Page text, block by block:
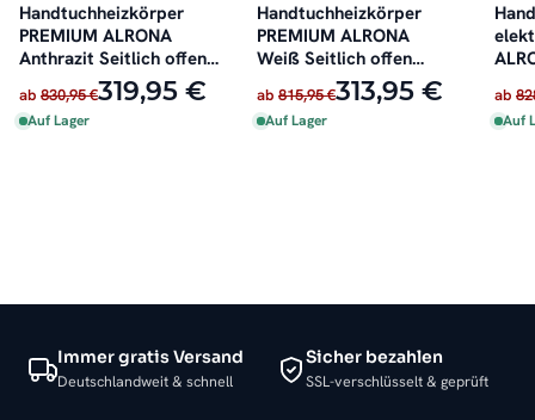
Handtuchheizkörper
PREMIUM ALRONA
Anthrazit Seitlich offen
rechts oder links
ab 830,95 €319,95 €
Auf Lager
Handtuchheizkörper
PREMIUM ALRONA
Weiß Seitlich offen
rechts oder links
ab 815,95 €313,95 €
Auf Lager
ab
Auf
Immer gratis Versand
Deutschlandweit & schnell
Sicher bezahlen
SSL-verschlüsselt & geprüft